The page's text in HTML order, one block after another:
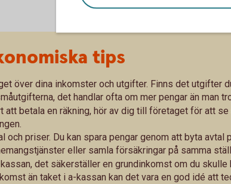
tips
över dina inkomster och utgifter. Finns det utgifter
det handlar ofta om mer pengar än man
att betala en räkning, hör av dig till företaget för att se
och priser. Du kan spara pengar genom att byta avtal
eller samla försäkringar på samma
det säkerställer en grundinkomst om du
än taket i a-kassan kan det vara en god idé att